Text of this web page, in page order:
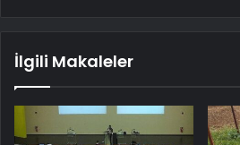
İlgili Makaleler